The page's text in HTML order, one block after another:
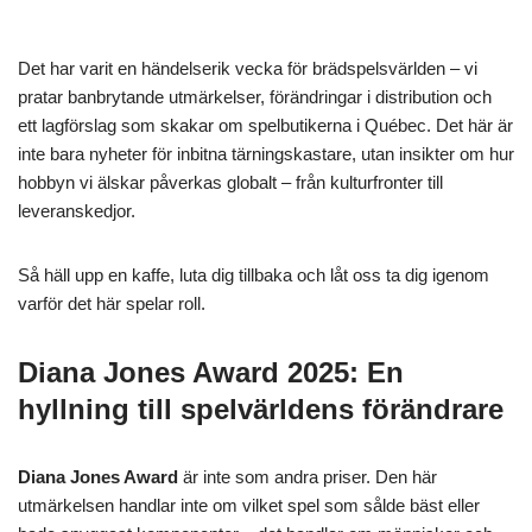
Det har varit en händelserik vecka för brädspelsvärlden – vi
pratar banbrytande utmärkelser, förändringar i distribution och
ett lagförslag som skakar om spelbutikerna i Québec. Det här är
inte bara nyheter för inbitna tärningskastare, utan insikter om hur
hobbyn vi älskar påverkas globalt – från kulturfronter till
leveranskedjor.
Så häll upp en kaffe, luta dig tillbaka och låt oss ta dig igenom
varför det här spelar roll.
Diana Jones Award 2025: En
hyllning till spelvärldens förändrare
Diana Jones Award är inte som andra priser. Den här
utmärkelsen handlar inte om vilket spel som sålde bäst eller